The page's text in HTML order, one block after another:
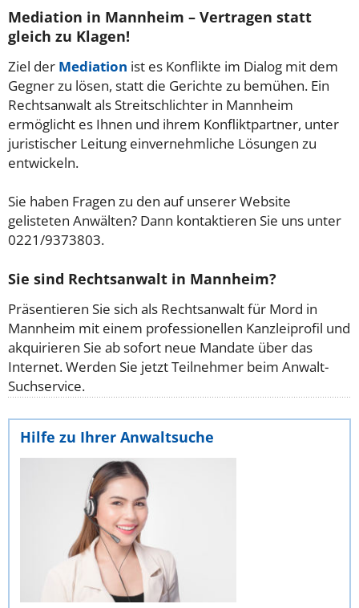
Mediation in Mannheim – Vertragen statt
gleich zu Klagen!
Ziel der Mediation ist es Konflikte im Dialog mit dem
Gegner zu lösen, statt die Gerichte zu bemühen. Ein
Rechtsanwalt als Streitschlichter in Mannheim
ermöglicht es Ihnen und ihrem Konfliktpartner, unter
juristischer Leitung einvernehmliche Lösungen zu
entwickeln.
Sie haben Fragen zu den auf unserer Website
gelisteten Anwälten? Dann kontaktieren Sie uns unter
0221/9373803.
Sie sind Rechtsanwalt in Mannheim?
Präsentieren Sie sich als Rechtsanwalt für Mord in
Mannheim mit einem professionellen Kanzleiprofil und
akquirieren Sie ab sofort neue Mandate über das
Internet. Werden Sie jetzt Teilnehmer beim Anwalt-
Suchservice.
Hilfe zu Ihrer Anwaltsuche